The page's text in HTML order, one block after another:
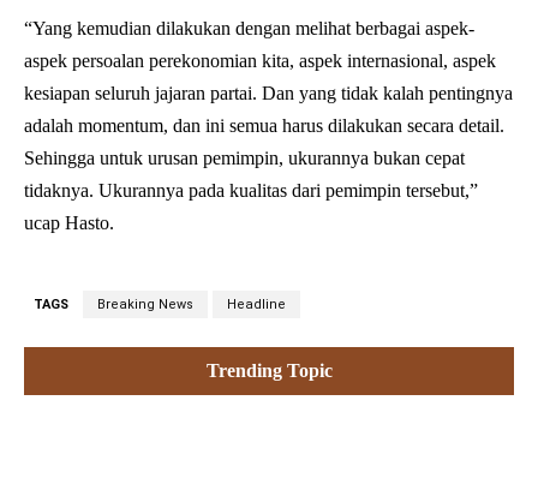
“Yang kemudian dilakukan dengan melihat berbagai aspek-
aspek persoalan perekonomian kita, aspek internasional, aspek
kesiapan seluruh jajaran partai. Dan yang tidak kalah pentingnya
adalah momentum, dan ini semua harus dilakukan secara detail.
Sehingga untuk urusan pemimpin, ukurannya bukan cepat
tidaknya. Ukurannya pada kualitas dari pemimpin tersebut,”
ucap Hasto.
TAGS Breaking News Headline
Trending Topic